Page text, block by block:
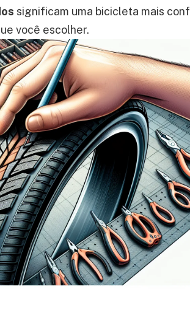
significam uma bicicleta mais
você escolher.